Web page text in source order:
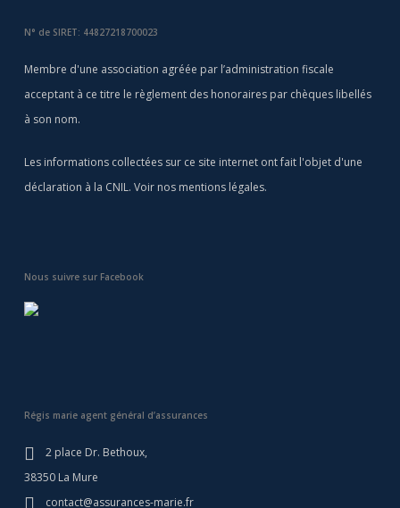
N° de SIRET: 44827218700023
Membre d'une association agréée par l’administration fiscale
acceptant à ce titre le règlement des honoraires par chèques libellés
à son nom.
Les informations collectées sur ce site internet ont fait l'objet d'une
déclaration à la CNIL. Voir nos mentions légales.
Nous suivre sur Facebook
Régis marie agent général d’assurances
2 place Dr. Bethoux,
38350 La Mure
contact@assurances-marie.fr